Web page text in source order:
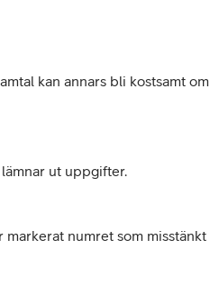
kan annars bli kostsamt om
ut uppgifter.
numret som misstänkt